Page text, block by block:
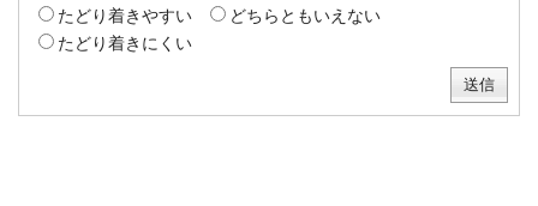
たどり着きやすい
どちらともいえない
たどり着きにくい